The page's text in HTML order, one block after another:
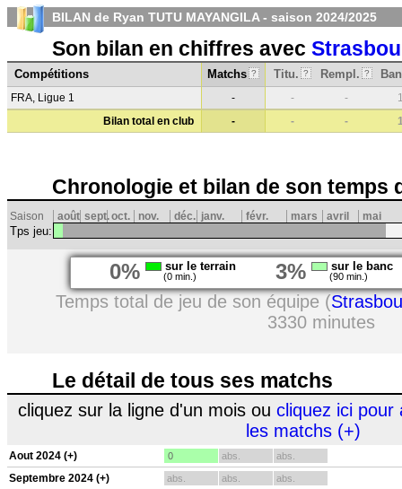
BILAN de Ryan TUTU MAYANGILA - saison 2024/2025
Son bilan en chiffres avec
Compétitions Matchs ? Titu. ? Rempl. ?
FRA, Ligue 1 - - -
Bilan total en club
- - -
Chronologie et bilan de son temps
Saison août sept.oct. nov. déc. janv. févr. mars avril mai
Tps jeu:
0% sur le terrain
(0 min.) 3% sur le banc
(90 min.)
Temps total de jeu de son équipe (
3330 minutes
Le détail de tous ses matchs
cliquez sur la ligne d'un mois ou cliquez ici pour
les matchs (+)
Aout 2024 (+) 0 abs. abs.
Septembre 2024 (+) abs. abs. abs.